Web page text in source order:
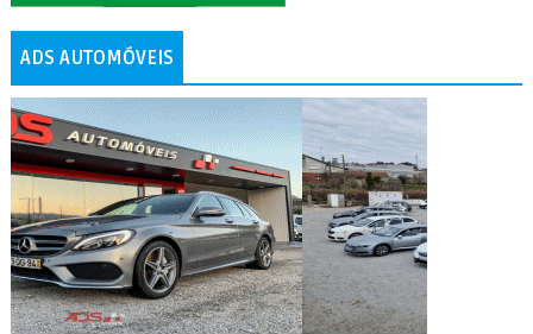
ADS AUTOMÓVEIS